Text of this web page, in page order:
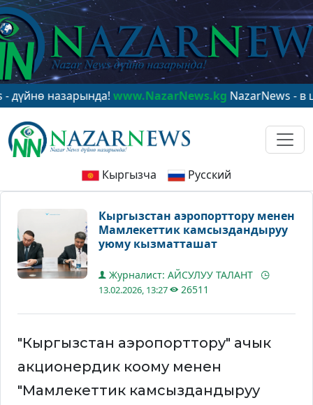
назарында!www.NazarNews.kgNazarNews - в
Кыргызча Русский
Кыргызстан аэропорттору менен
Мамлекеттик камсыздандыруу
уюму кызматташат
Журналист: АЙСУЛУУ ТАЛАНТ
13.02.2026, 13:27 26511
"Кыргызстан аэропорттору" ачык
акционердик коому менен
"Мамлекеттик камсыздандыруу